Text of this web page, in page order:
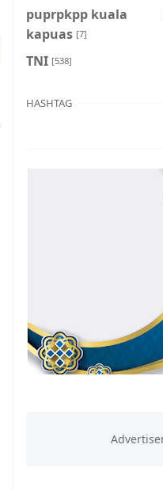
puprpkpp kuala
kapuas [7]
TNI [538]
HASHTAG